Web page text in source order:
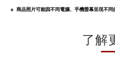
※  商品照片可能因不同電腦、手機螢幕呈現不同
了解